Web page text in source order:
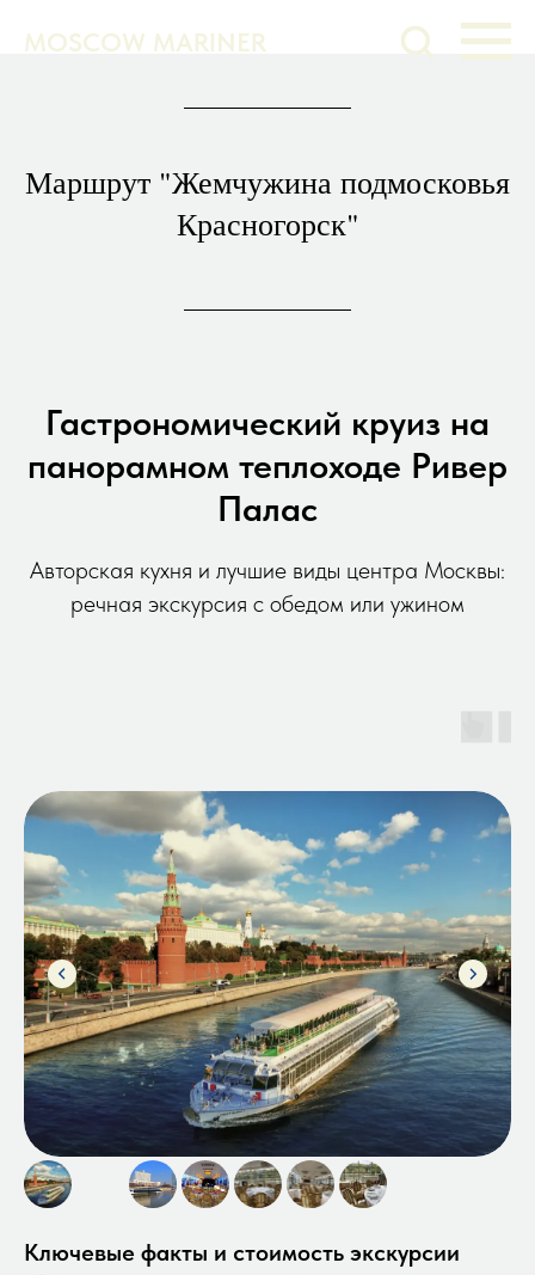
MOSCOW MARINER
Маршрут "Жемчужина подмосковья
Красногорск"
Гастрономический круиз на
панорамном теплоходе Ривер
Палас
Авторская кухня и лучшие виды центра Москвы:
речная экскурсия с обедом или ужином
Ключевые факты и стоимость экскурсии